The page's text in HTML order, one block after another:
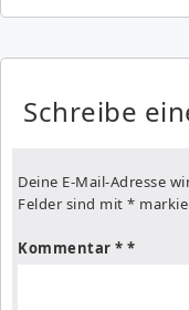
Schreibe
Deine E-Mail-Adresse
Felder sind mit *
Kommentar *